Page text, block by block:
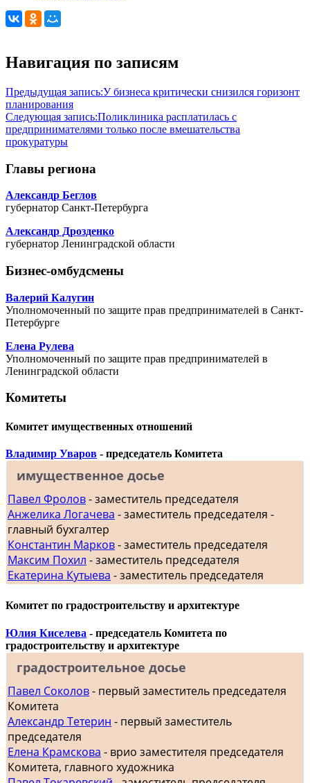
Навигация по записям
Предыдущая запись:У бизнеса критически снизился горизонт
планирования
Следующая запись:Поликлиника расплатилась с
предпринимателями только после вмешательства
прокуратуры
Главы региона
Александр Беглов
губернатор Санкт-Петербурга
Александр Дрозденко
губернатор Ленинградской области
Бизнес-омбудсмены
Валерий Калугин
Уполномоченный по защите прав предпринимателей в Санкт-
Петербурге
Елена Рулева
Уполномоченный по защите прав предпринимателей в
Ленинградской области
Комитеты
Комитет имущественных отношений
Владимир Уваров - председатель Комитета
имущественное досье
Павел Фролов- заместитель председателя
Анжелика Логачева - заместитель председателя -
главный бухгалтер
Константин Марков- заместитель председателя
Максим Похил - заместитель председателя
Екатерина Кутыева - заместитель председателя
Комитет по градостроительству и архитектуре
Юлия Киселева - председатель Комитета по
градостроительству и архитектуре
градостроительное досье
Павел Соколов- первый заместитель председателя
Комитета
Александр Тетерин - первый заместитель
председателя
Елена Крамскова - врио заместителя председателя
Комитета, главного художника